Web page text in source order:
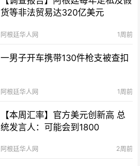
货等非法贸易达320亿美元
阿根廷华人网 1周前
一男子开车携带130件枪支被查扣
阿根廷华人网 1周前
【本周汇率】官方美元创新高 总
统发言人：可能会到1800
阿根廷华人网 2周前